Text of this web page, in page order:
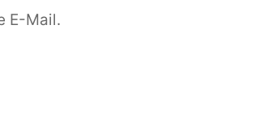
E-Mail.